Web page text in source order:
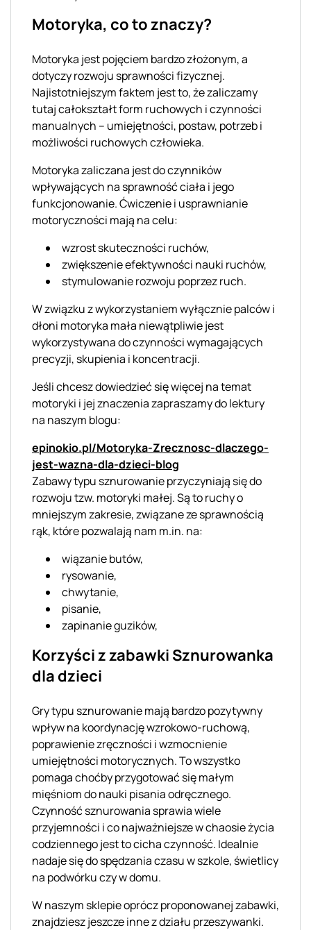
Motoryka, co to znaczy?
Motoryka jest pojęciem bardzo złożonym, a
dotyczy rozwoju sprawności fizycznej.
Najistotniejszym faktem jest to, że zaliczamy
tutaj całokształt form ruchowych i czynności
manualnych – umiejętności, postaw, potrzeb i
możliwości ruchowych człowieka.
Motoryka zaliczana jest do czynników
wpływających na sprawność ciała i jego
funkcjonowanie. Ćwiczenie i usprawnianie
motoryczności mają na celu:
wzrost skuteczności ruchów,
zwiększenie efektywności nauki ruchów,
stymulowanie rozwoju poprzez ruch.
W związku z wykorzystaniem wyłącznie palców i
dłoni motoryka mała niewątpliwie jest
wykorzystywana do czynności wymagających
precyzji, skupienia i koncentracji.
Jeśli chcesz dowiedzieć się więcej na temat
motoryki i jej znaczenia zapraszamy do lektury
na naszym blogu:
epinokio.pl/Motoryka-Zrecznosc-dlaczego-
jest-wazna-dla-dzieci-blog
Zabawy typu sznurowanie przyczyniają się do
rozwoju tzw. motoryki małej. Są to ruchy o
mniejszym zakresie, związane ze sprawnością
rąk, które pozwalają nam m.in. na:
wiązanie butów,
rysowanie,
chwytanie,
pisanie,
zapinanie guzików,
Korzyści z zabawki Sznurowanka
dla dzieci
Gry typu sznurowanie mają bardzo pozytywny
wpływ na koordynację wzrokowo-ruchową,
poprawienie zręczności i wzmocnienie
umiejętności motorycznych. To wszystko
pomaga choćby przygotować się małym
mięśniom do nauki pisania odręcznego.
Czynność sznurowania sprawia wiele
przyjemności i co najważniejsze w chaosie życia
codziennego jest to cicha czynność. Idealnie
nadaje się do spędzania czasu w szkole, świetlicy
na podwórku czy w domu.
W naszym sklepie oprócz proponowanej zabawki,
znajdziesz jeszcze inne z działu przeszywanki.